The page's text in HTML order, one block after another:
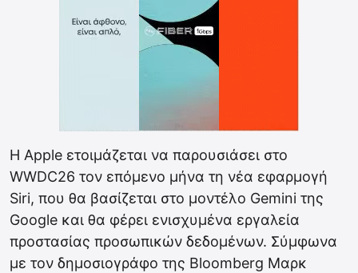
Η Apple ετοιμάζεται να παρουσιάσει στο
WWDC26 τον επόμενο μήνα τη νέα εφαρμογή
Siri, που θα βασίζεται στο μοντέλο Gemini της
Google και θα φέρει ενισχυμένα εργαλεία
προστασίας προσωπικών δεδομένων. Σύμφωνα
με τον δημοσιογράφο της Bloomberg Μαρκ